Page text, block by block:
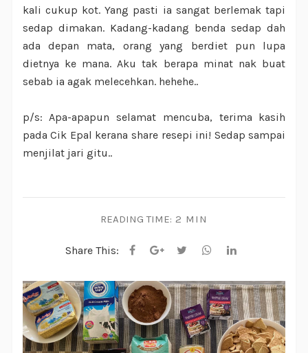
kali cukup kot. Yang pasti ia sangat berlemak tapi
sedap dimakan. Kadang-kadang benda sedap dah
ada depan mata, orang yang berdiet pun lupa
dietnya ke mana. Aku tak berapa minat nak buat
sebab ia agak melecehkan. hehehe..
p/s: Apa-apapun selamat mencuba, terima kasih
pada Cik Epal kerana share resepi ini! Sedap sampai
menjilat jari gitu..
READING TIME: 2 MIN
Share This: